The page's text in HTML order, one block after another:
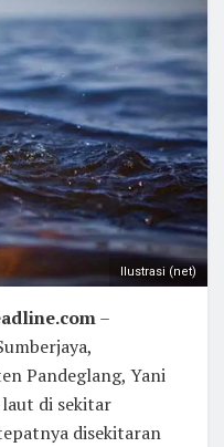
Ilustrasi (net)
–
Pandeglang, Yani
di sekitar
disekitaran